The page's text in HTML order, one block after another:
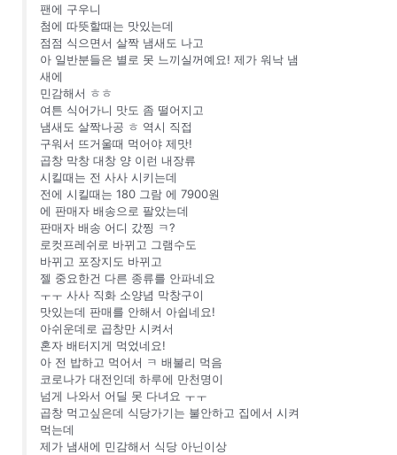
팬에 구우니
첨에 따뜻할때는 맛있는데
점점 식으면서 살짝 냄새도 나고
아 일반분들은 별로 못 느끼실꺼예요! 제가 워낙 냄
새에
민감해서 ㅎㅎ
여튼 식어가니 맛도 좀 떨어지고
냄새도 살짝나공 ㅎ 역시 직접
구워서 뜨거울때 먹어야 제맛!
곱창 막창 대창 양 이런 내장류
시킬때는 전 사사 시키는데
전에 시킬때는 180 그람 에 7900원
에 판매자 배송으로 팔았는데
판매자 배송 어디 갔찡 ㅋ?
로컷프레쉬로 바뀌고 그램수도
바뀌고 포장지도 바뀌고
젤 중요한건 다른 종류를 안파네요
ㅜㅜ 사사 직화 소양념 막창구이
맛있는데 판매를 안해서 아쉽네요!
아쉬운데로 곱창만 시켜서
혼자 배터지게 먹었네요!
아 전 밥하고 먹어서 ㅋ 배불리 먹음
코로나가 대전인데 하루에 만천명이
넘게 나와서 어딜 못 다녀요 ㅜㅜ
곱창 먹고싶은데 식당가기는 불안하고 집에서 시켜
먹는데
제가 냄새에 민감해서 식당 아닌이상